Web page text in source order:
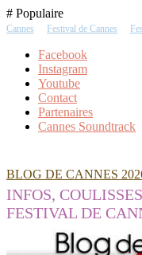
Skip
To
# Populaire
Cannes Festival de Cannes
Facebook
Instagram
Youtube
Contact
Partenaires
Cannes Soundtrack
BLOG DE CANNES
INFOS,
FESTIVAL DE